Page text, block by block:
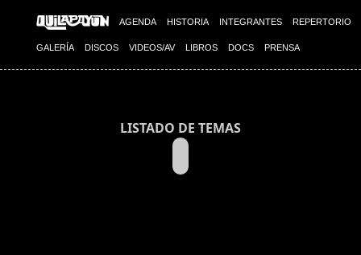
AGENDA HISTORIA INTEGRANTES REPERTORIO
GALERÍA DISCOS VIDEOS/AV LIBROS DOCS PRENSA
LISTADO DE TEMAS